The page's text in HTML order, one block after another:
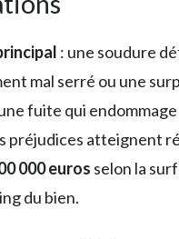
: une soudure
mal serré ou une
fuite qui
préjudices atteignent
000 euros selon la
du bien.